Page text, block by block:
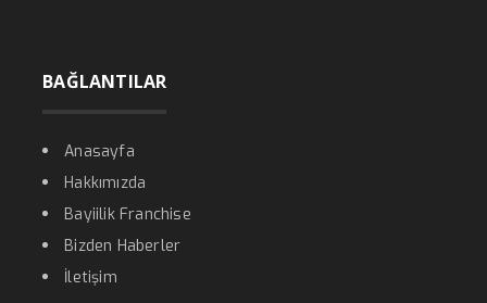
BAĞLANTILAR
Anasayfa
Hakkımızda
Bayiilik Franchise
Bizden Haberler
İletişim